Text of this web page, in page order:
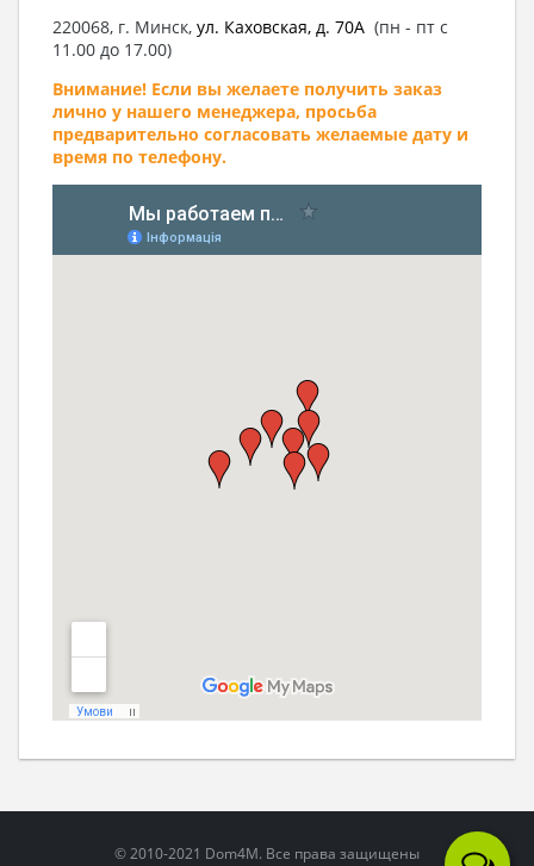
220068, г. Минск, ул. Каховская, д. 70А (пн - пт с
11.00 до 17.00)
Внимание! Если вы желаете получить заказ
лично у нашего менеджера, просьба
предварительно согласовать желаемые дату и
время по телефону.
© 2010-2021 Dom4M. Все права защищены